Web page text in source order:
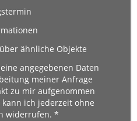
ähnliche Objekte
angegebenen Daten
meiner Anfrage
zu mir aufgenommen
ich jederzeit ohne
widerrufen. *